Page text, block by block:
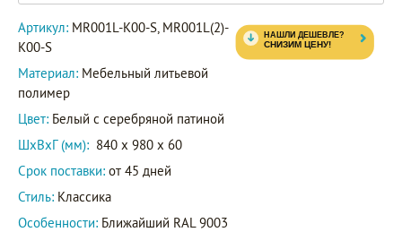
MR001L-
K00-S
Артикул: MR001L-K00-S, MR001L(2)-
K00-S
Материал: Мебельный литьевой
полимер
Цвет: Белый с серебряной патиной
ШxВxГ (мм): 840 x 980 x 60
Срок поставки: от 45 дней
Стиль: Классика
Особенности: Ближайший RAL 9003